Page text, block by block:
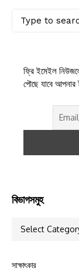
ফ্রি ইমেইল
পৌছে যাবে
বিভাগসমুহ
সাক্ষাৎকার